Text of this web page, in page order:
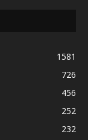
1581
726
456
252
232